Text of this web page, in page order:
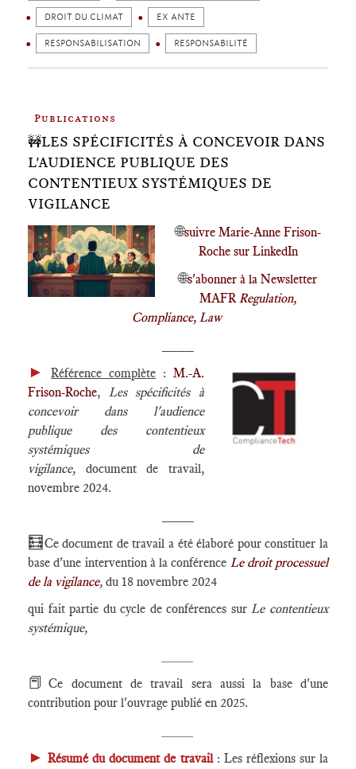
DROIT DU CLIMAT EX ANTE
RESPONSABILISATION RESPONSABILITÉ
Publications
🚧LES SPÉCIFICITÉS À CONCEVOIR DANS
L'AUDIENCE PUBLIQUE DES
CONTENTIEUX SYSTÉMIQUES DE
VIGILANCE
🌐suivre Marie-Anne Frison-
Roche sur LinkedIn
🌐s'abonner à la Newsletter
MAFRRegulation,
Compliance, Law
► Référence complète : M.-A.
Frison-Roche, Les spécificités à
concevoir dans l'audience
publique des contentieux
systémiques de
vigilance, document de travail,
novembre 2024.
🧮Ce document de travail a été élaboré pour constituer la
base d'une intervention à la conférence Le droit processuel
de la vigilance, du 18 novembre 2024
qui fait partie du cycle de conférences surLe contentieux
systémique,
📕Ce document de travail sera aussi la base d'une
contribution pour l'ouvrage publié en 2025.
► Résumé du document de travail : Les réflexions sur la